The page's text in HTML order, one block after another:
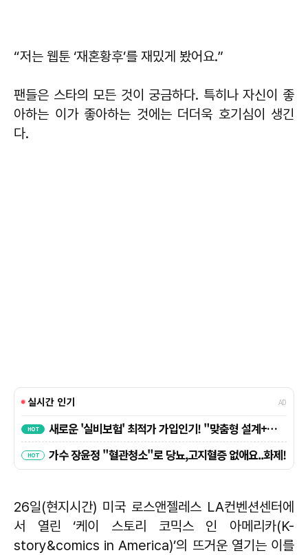
“저는 웹툰 ‘재혼황후’를 재밌게 봤어요.”
팬들은 스타의 모든 것이 궁금하다. 특히나 자신이 좋
아하는 이가 좋아하는 것에는 더더욱 호기심이 생긴
다.
26일(현지시간) 미국 로스앤젤레스 LA컨벤션센터에
서 열린 ‘케이 스토리 코믹스 인 아메리카(K-
story&comics in America)’의 뜨거운 열기는 이를